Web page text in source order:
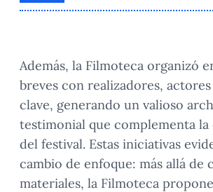
Además, la Filmoteca organizó
breves con realizadores,
clave, generando un valioso
testimonial que complementa
del festival. Estas iniciativas
cambio de enfoque: más allá de
materiales, la Filmoteca